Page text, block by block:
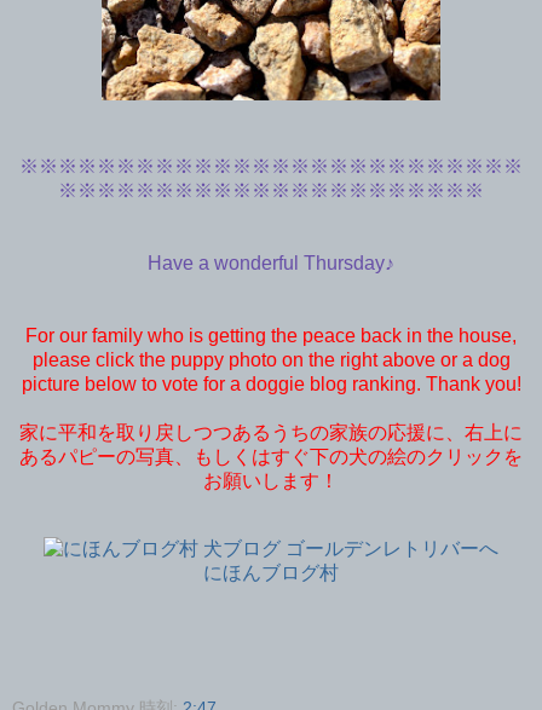
※※※ ※※※ ※※※ ※※※ ※※※ ※※※ ※※※ ※※※ ※※
※ ※※※ ※※※ ※※※ ※※※ ※※※ ※※※ ※※※
Have a wonderful Thursday♪
For our family who is getting the peace back in the house,
please click the puppy photo on the right above or a dog
picture below to vote for a doggie blog ranking. Thank you!
家に平和を取り戻しつつあるうちの家族の応援に、右上に
あるパピーの写真、もしくはすぐ下の犬の絵のクリックを
お願いします！
にほんブログ村